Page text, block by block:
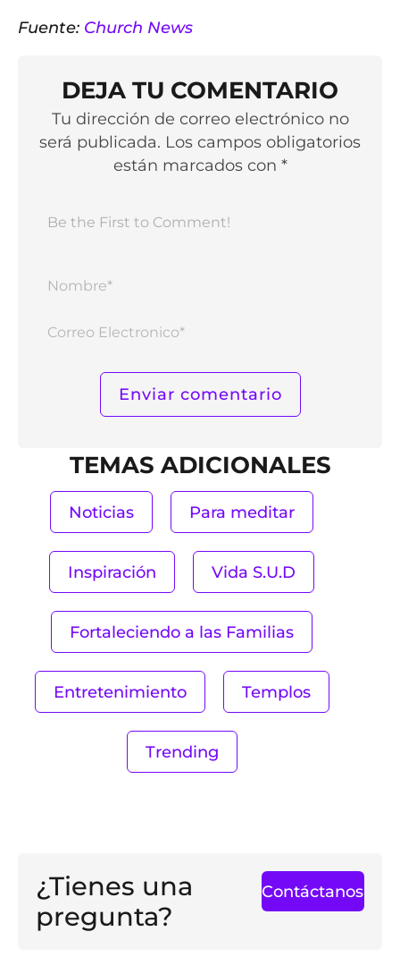
Fuente: Church News
DEJA TU COMENTARIO
Tu dirección de correo electrónico no
será publicada. Los campos obligatorios
están marcados con *
TEMAS ADICIONALES
Noticias Para meditar
Inspiración Vida S.U.D
Fortaleciendo a las Familias
Entretenimiento Templos
Trending
¿Tienes una
pregunta?
Contáctanos